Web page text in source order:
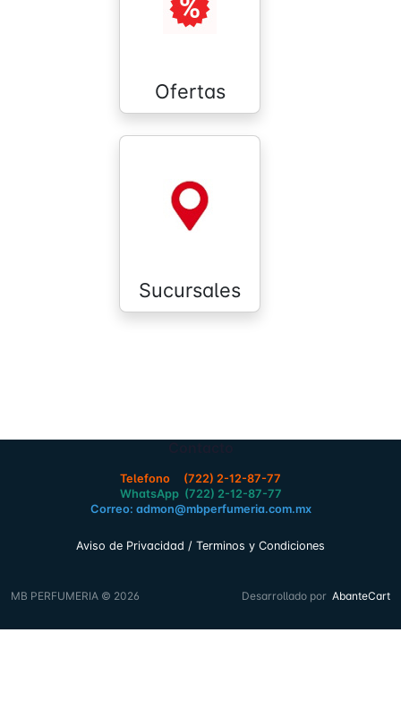
Ofertas
Sucursales
Telefono (722) 2-12-87-77
WhatsApp (722) 2-12-87-77
Correo: admon@mbperfumeria.com.mx
Aviso de Privacidad / Terminos y Condiciones
MB PERFUMERIA © 2026 Desarrollado por AbanteCart